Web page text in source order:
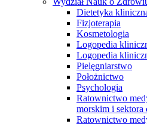
Dietetyka
Fizjoterapia
Kosmetologia
Logopedia
Logopedia
Pielęgniarstwo
Położnictwo
Psychologia
Ratownictwo
morskim i sektora
Ratownictwo